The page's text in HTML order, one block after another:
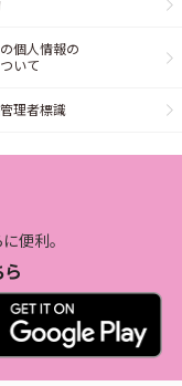
個人情報の
いて
理者標識
便利。